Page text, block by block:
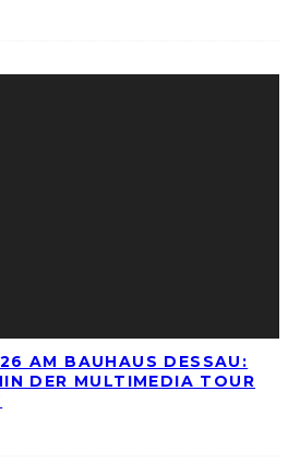
AM BAUHAUS DESSAU:
DER MULTIMEDIA TOUR